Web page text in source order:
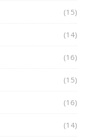
(15)
(14)
(16)
(15)
(16)
(14)